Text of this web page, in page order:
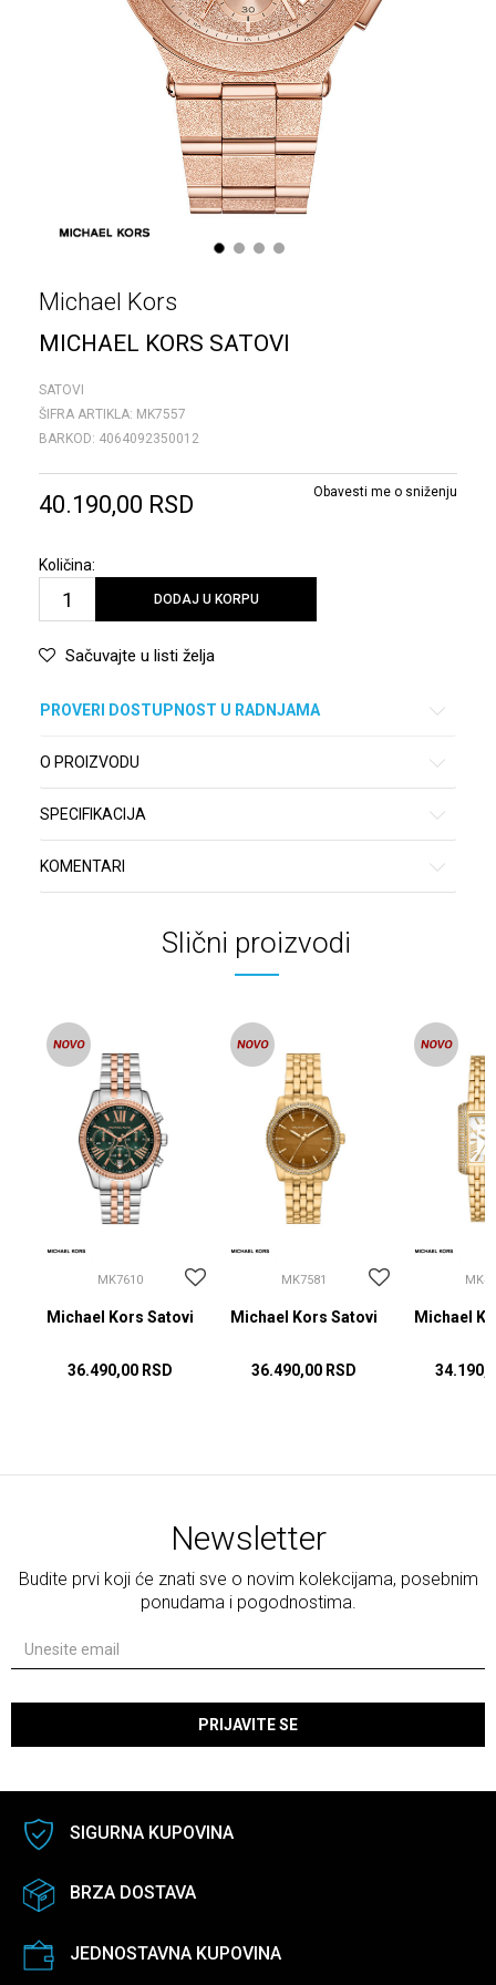
1 2 3 4
Michael Kors
MICHAEL KORS SATOVI
SATOVI
ŠIFRA ARTIKLA: MK7557
BARKOD: 4064092350012
40.190,00 RSD Obavesti me o sniženju
Količina:
DODAJ U KORPU
Sačuvajte u listi želja
PROVERI DOSTUPNOST U RADNJAMA
O PROIZVODU
SPECIFIKACIJA
KOMENTARI
Slični proizvodi
MK7610
Michael Kors Satovi
36.490,00 RSD
MK7581
Michael Kors Satovi
36.490,00 RSD
Michael
Newsletter
Budite prvi koji će znati sve o novim kolekcijama, posebnim
ponudama i pogodnostima.
PRIJAVITE SE
SIGURNA KUPOVINA
BRZA DOSTAVA
JEDNOSTAVNA KUPOVINA